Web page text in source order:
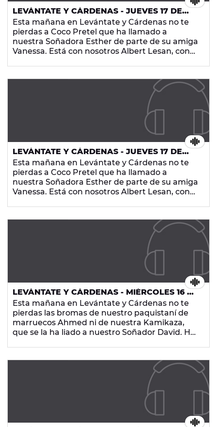
LEVÁNTATE Y CÁRDENAS - JUEVES 17 DE
SEPTIEMBRE DE 2015
Esta mañana en Levántate y Cárdenas no te
pierdas a Coco Pretel que ha llamado a
nuestra Soñadora Esther de parte de su amiga
Vanessa. Está con nosotros Albert Lesan, con
pierdas la frase del día de Xavi Sorinas, las
noticias más curiosas y la mejor música, ¡en
LEVÁNTATE Y CÁRDENAS - JUEVES 17 DE
SEPTIEMBRE DE 2015
Esta mañana en Levántate y Cárdenas no te
pierdas a Coco Pretel que ha llamado a
nuestra Soñadora Esther de parte de su amiga
Vanessa. Está con nosotros Albert Lesan, con
pierdas la frase del día de Xavi Sorinas, las
noticias más curiosas y la mejor música, ¡en
LEVÁNTATE Y CÁRDENAS - MIÉRCOLES 16 DE
SEPTIEMBRE DE 2015
Esta mañana en Levántate y Cárdenas no te
pierdas las bromas de nuestro paquistaní de
marruecos Ahmed ni de nuestra Kamikaza,
que se la ha liado a nuestro Soñador David. Ha
peque, ha demostrado mucho talento.
Tampoco te pierdas las noticias más curiosas y